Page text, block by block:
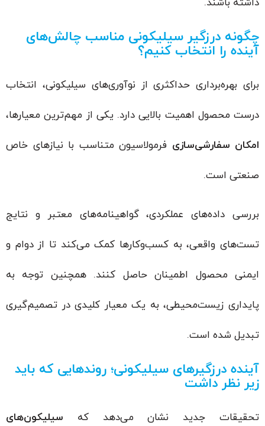
داشته باشند.
چگونه درزگیر سیلیکونی مناسب چالش‌های
آینده را انتخاب کنیم؟
برای بهره‌برداری حداکثری از نوآوری‌های سیلیکونی، انتخاب
درست محصول اهمیت بالایی دارد. یکی از مهم‌ترین معیارها،
امکان سفارشی‌سازیفرمولاسیون متناسب با نیازهای خاص
صنعتی است.
بررسی داده‌های عملکردی، گواهینامه‌های معتبر و نتایج
تست‌های واقعی، به کسب‌وکارها کمک می‌کند تا از دوام و
ایمنی محصول اطمینان حاصل کنند. همچنین توجه به
پایداری زیست‌محیطی، به یک معیار کلیدی در تصمیم‌گیری
تبدیل شده است.
آینده درزگیرهای سیلیکونی؛ روندهایی که باید
زیر نظر داشت
تحقیقات جدید نشان می‌دهد که سیلیکون‌های